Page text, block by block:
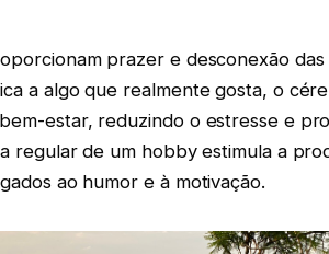
prazer e desconexão
a algo que realmente gosta, o
estar, reduzindo o estresse e
regular de um hobby estimula a
ao humor e à motivação.